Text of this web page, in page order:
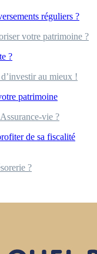
réguliers ?
votre patrimoine ?
?
au mieux !
patrimoine
vie ?
de sa fiscalité
?